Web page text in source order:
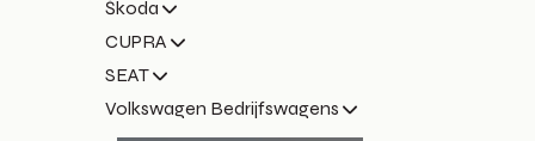
Škoda
CUPRA
SEAT
Volkswagen Bedrijfswagens